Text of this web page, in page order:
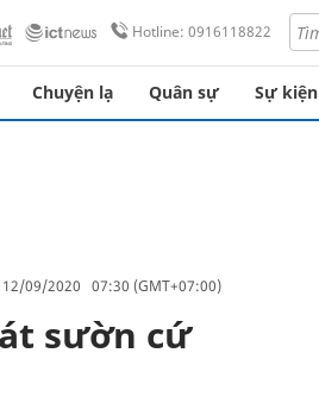
Hotline: 0916118822
Chuyện lạ Quân sự Sự kiện
12/09/2020 07:30 (GMT+07:00)
sườn cứ